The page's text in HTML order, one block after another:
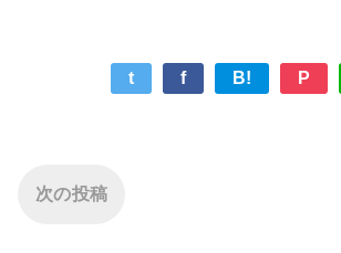
t f B! P
次の投稿